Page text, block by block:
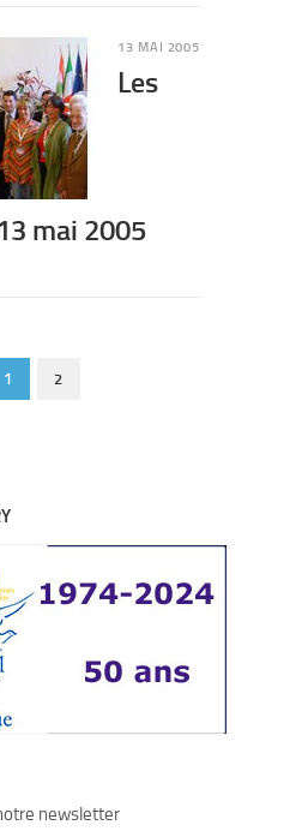
13 MAI 2005
Les
mai 2005
1 2
newsletter